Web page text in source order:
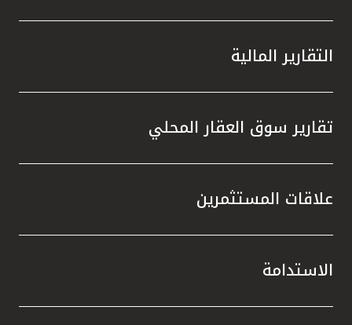
التقارير المالية
تقارير سوق العقار المحلي
علاقات المستثمرين
الاستدامة